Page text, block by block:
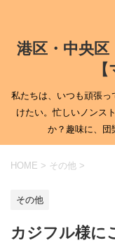
港区・中央
私たちは、いつも頑張
けたい。忙しいノンス
か？趣味に、団
HOME > その他 >
その他
カジフル様に